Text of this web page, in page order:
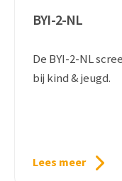
BYI-2-NL
De BYI-2-NL
bij kind & jeugd.
Lees meer